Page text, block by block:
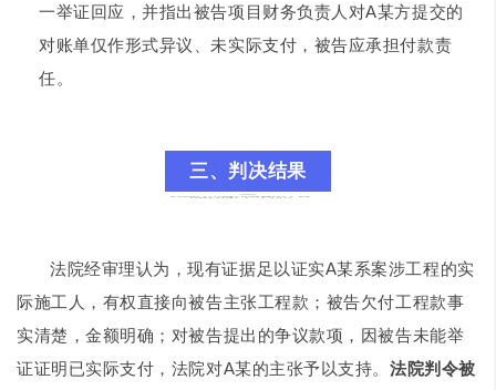
一举证回应，并指出被告项目财务负责人对A某方提交的
对账单仅作形式异议、未实际支付，被告应承担付款责
任。
三、判决结果
法院经审理认为，现有证据足以证实A某系案涉工程的实
际施工人，有权直接向被告主张工程款；被告欠付工程款事
实清楚，金额明确；对被告提出的争议款项，因被告未能举
证证明已实际支付，法院对A某的主张予以支持。 法院判令被